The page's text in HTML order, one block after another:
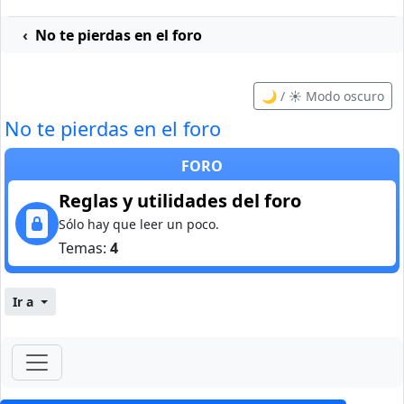
No te pierdas en el foro
🌙 / ☀️ Modo oscuro
No te pierdas en el foro
FORO
Reglas y utilidades del foro
Sólo hay que leer un poco.
Temas: 4
Ir a